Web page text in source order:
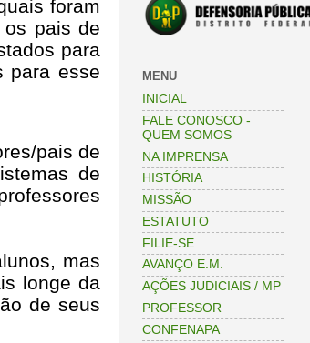
foram
os pais de
para
para esse
pais de
de
mas
longe da
de seus
MENU
INICIAL
FALE CONOSCO -
QUEM SOMOS
NA IMPRENSA
HISTÓRIA
MISSÃO
ESTATUTO
FILIE-SE
AVANÇO E.M.
AÇÕES JUDICIAIS / MP
PROFESSOR
CONFENAPA